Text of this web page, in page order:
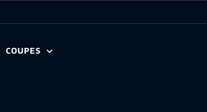
COUPES